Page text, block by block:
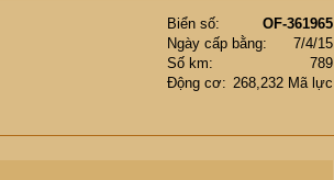
Biển số
OF-361965
Ngày cấp bằng
7/4/15
Số km
789
Động cơ
268,232 Mã lực